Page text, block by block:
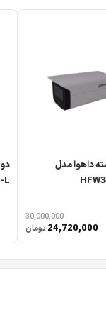
داهوا مدل
30,000,000
24,720,000 تومان
L